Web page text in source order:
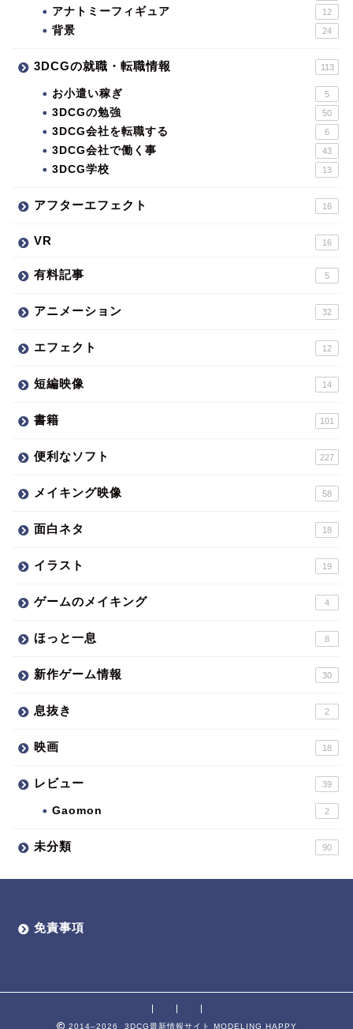
アナトミーフィギュア 12
背景 24
3DCGの就職・転職情報 113
お小遣い稼ぎ 5
3DCGの勉強 50
3DCG会社を転職する 6
3DCG会社で働く事 43
3DCG学校 13
アフターエフェクト 16
VR 16
有料記事 5
アニメーション 32
エフェクト 12
短編映像 14
書籍 101
便利なソフト 227
メイキング映像 58
面白ネタ 18
イラスト 19
ゲームのメイキング 4
ほっと一息 8
新作ゲーム情報 30
息抜き 2
映画 18
レビュー 39
Gaomon 2
未分類 90
免責事項
2014–2026 3DCG最新情報サイト MODELING HAPPY